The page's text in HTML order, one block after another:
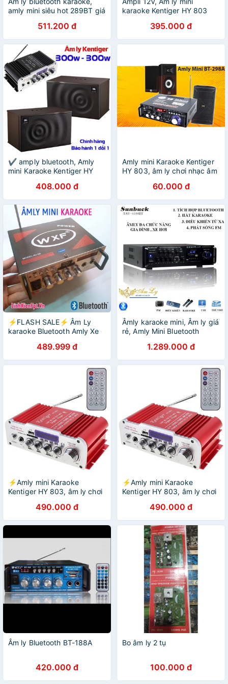
amly mini siêu hot 289BT giá
âm hay, chỉnh bass trebl
trực tiếp
511.200 đ
karaoke Kentiger HY 803
hay, thiết kế nhỏ gọn dễ lắp
đặt
395.000 đ
✔️ amply bluetooth, Amly
mini Karaoke Kentiger HY
bluetooth, âm ly chơi nhạc
âm thanh cực đỉnh
408.000 đ
Amly mini Karaoke Kentiger
HY 803, âm ly chơi nhạc âm
khẩu - Freeship - Bảo hành
uy tín
60.000 đ
⚡️FLASH SALE⚡️ Âm Ly
karaoke Bluetooth Amly Xe
489.999 đ
Âmly karaoke mini, Âm ly giá
rẻ, Amly Mini Bluetooth
HÀNH UY TÍN1.289.000 đ
⚡Amly mini Karaoke
Kentiger HY 803, âm ly chơi
nối bluetooth, hàng nhập
khẩu {SIÊU SALE}
490.000 đ
⚡Amly mini Karaoke
Kentiger HY 803, âm ly chơi
nối bluetooth, hàng nhập
khẩu [SALE LỚN]
490.000 đ
Âm ly Bluetooth BT-188A
420.000 đ
Bo âm ly 2 tụ
100.000 đ